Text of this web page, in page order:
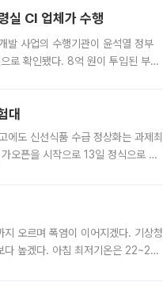
CI 업체가 수행
발 사업의 수행기관이 윤석열 정부
로 확인됐다. 8억 원이 투입된 부산
대
도 신선식품 수급 정상화는 과제최
오픈을 시작으로 13일 정식으로 재
오르며 폭염이 이어지겠다. 기상청
다 높겠다. 아침 최저기온은 22~27